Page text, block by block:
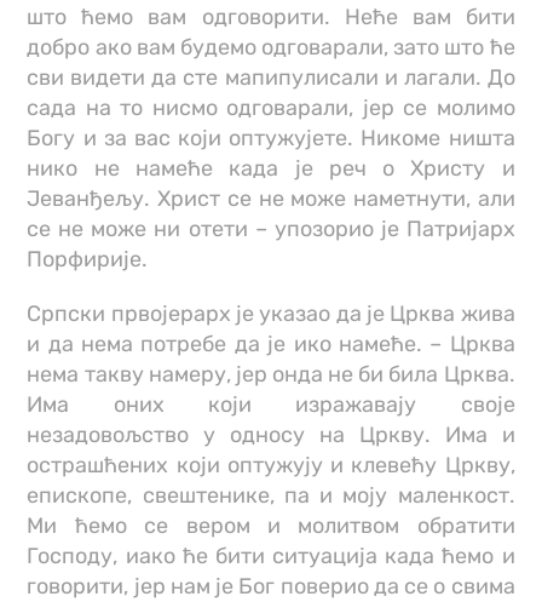
што ћемо вам одговорити. Неће вам бити
добро ако вам будемо одговарали, зато што ће
сви видети да сте мапипулисали и лагали. До
сада на то нисмо одговарали, јер се молимо
Богу и за вас који оптужујете. Никоме ништа
нико не намеће када је реч о Христу и
Јеванђељу. Христ се не може наметнути, али
се не може ни отети – упозорио је Патријарх
Порфирије.
Српски првојерарх је указао да је Црква жива
и да нема потребе да је ико намеће. – Црква
нема такву намеру, јер онда не би била Црква.
Има оних који изражавају своје
незадовољство у односу на Цркву. Има и
острашћених који оптужују и клевећу Цркву,
епископе, свештенике, па и моју маленкост.
Ми ћемо се вером и молитвом обратити
Господу, иако ће бити ситуација када ћемо и
говорити, јер нам је Бог поверио да се о свима